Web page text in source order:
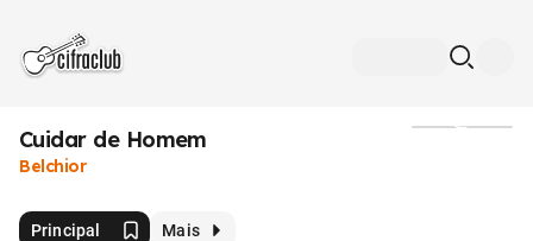
Cuidar de Homem
Belchior
Principal Mais